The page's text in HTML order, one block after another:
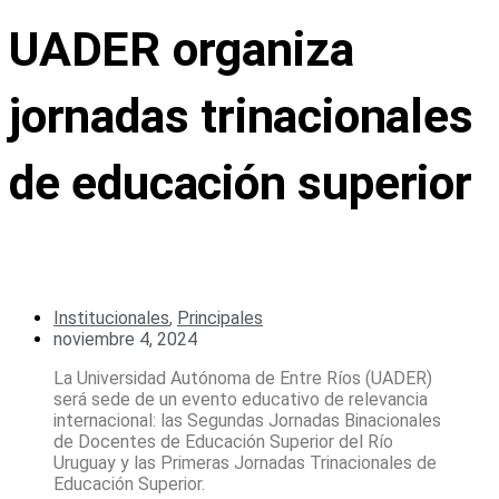
UADER organiza
jornadas trinacionales
de educación superior
Institucionales, Principales
noviembre 4, 2024
La Universidad Autónoma de Entre Ríos (UADER)
será sede de un evento educativo de relevancia
internacional: las Segundas Jornadas Binacionales
de Docentes de Educación Superior del Río
Uruguay y las Primeras Jornadas Trinacionales de
Educación Superior.